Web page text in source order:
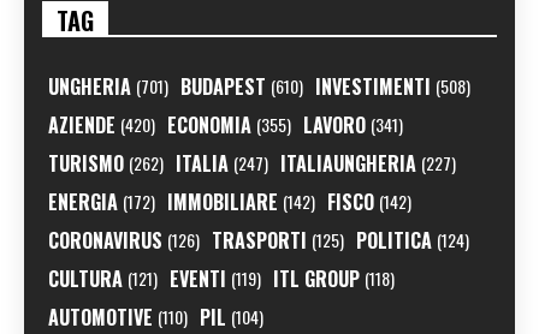
TAG
UNGHERIA (701) BUDAPEST (610) INVESTIMENTI (508)
AZIENDE (420) ECONOMIA (355) LAVORO (341)
TURISMO (262) ITALIA (247) ITALIAUNGHERIA (227)
ENERGIA (172) IMMOBILIARE (142) FISCO (142)
CORONAVIRUS (126) TRASPORTI (125) POLITICA (124)
CULTURA (121) EVENTI (119) ITL GROUP (118)
AUTOMOTIVE (110) PIL (104)